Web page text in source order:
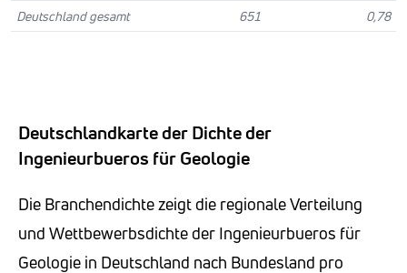
Deutschland gesamt
651 0,78
Deutschlandkarte der Dichte der
Ingenieurbueros für Geologie
Die Branchendichte zeigt die regionale Verteilung
und Wettbewerbsdichte der Ingenieurbueros für
Geologie in Deutschland nach Bundesland pro